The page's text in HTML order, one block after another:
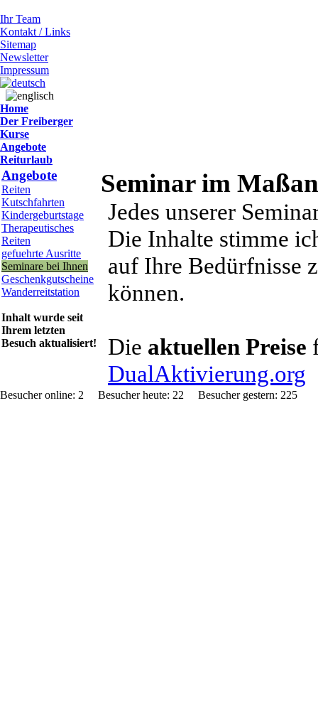
Ihr Team
Kontakt / Links
Sitemap
Newsletter
Impressum
Home
Der Freiberger
Kurse
Angebote
Reiturlaub
Angebote
Reiten
Kutschfahrten
Kindergeburtstage
Therapeutisches
Reiten
gefuehrte Ausritte
Seminare bei Ihnen
Geschenkgutscheine
Wanderreitstation
Inhalt wurde seit
Ihrem letzten
Besuch aktualisiert!
Seminar im
Jedes unserer
Die Inhalte stimme
auf Ihre Bedürfnisse
können.
Die aktuellen Preise
DualAktivierung.org
Besucher online: 2 Besucher heute: 22 Besucher gestern: